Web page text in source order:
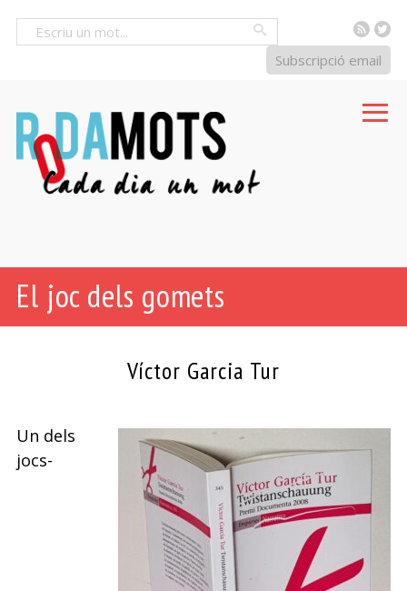
RSS
Subscripció email
El joc dels gomets
Víctor Garcia Tur
Un dels
jocs-